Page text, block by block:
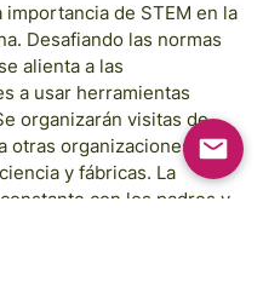
importancia de STEM en la
Desafiando las normas
alienta a las
a usar herramientas
organizarán visitas de
otras organizaciones,
y fábricas. La
con los padres y